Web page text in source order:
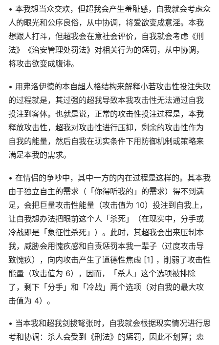
• 本我想当众交欢，但超我会产生羞耻感，自我就会考虑众
人的眼光和公序良俗，从中协调，将爱欲变成意淫。本我
想跟人打斗，但超我会在意社会评价，自我就会考虑《刑
法》《治安管理处罚法》对相关行为的惩罚，从中协调，
将攻击欲变成腹诽。
• 用弗洛伊德的本自超人格结构来解释小若攻击性投注失败
的过程就是，其过强的超我导致本我攻击性无法通过自我
投注到客体。也就是说，正常的攻击性投注过程是，本我
释放攻击性，超我对攻击性进行压抑，剩余的攻击性作为
自我的能量，然后自我在现实条件下用防御机制或策略来
满足本我的需求。
• 在情侣的争吵中，其中一方的内在过程是这样的。其本我
由于独立自主的需求（「你得听我的」的需求）得不到满
足，会把巨量攻击性能量（攻击值为 10）投注到自我上，
让自我想办法把眼前这个人「杀死」（在现实中，分手或
冷战即是「象征性杀死」）。此时，其超我会出来压制本
我，威胁会用愧疚感和自责惩罚本我一辈子（过度攻击导
致愧疚），向内攻击产生了道德性焦虑 [1] ，削弱了攻击性
能量（攻击值为 6），因而，「杀人」这个选项被排除
了，剩下「分手」和「冷战」两个选项（对自我的最大攻
击值为 4）。
• 当本我和超我剑拔弩张时，自我就会根据现实情况进行思
考和协调：杀人会受到《刑法》的惩罚，因此不划算；恋